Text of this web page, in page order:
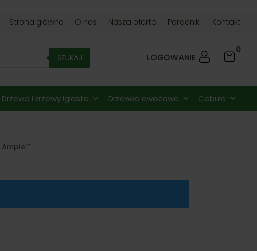
Strona główna O nas Nasza oferta Poradniki Kontakt
SZUKAJ LOGOWANIE
0
Drzewa i krzewy iglaste Drzewka owocowe Cebule